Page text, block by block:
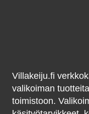
Villakeiju.fi
valikoiman
toimistoon.